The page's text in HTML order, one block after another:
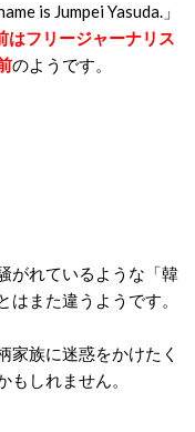
is Jumpei Yasuda.」
はフリージャーナリス
のようです。
がれているような「韓
また違うようです。
家族に迷惑をかけたく
しれません。